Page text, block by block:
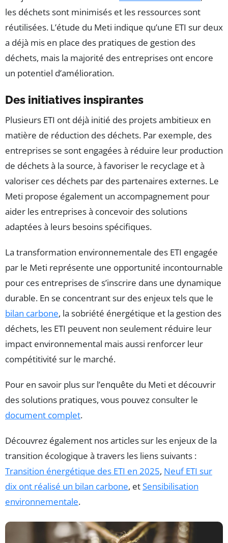
les déchets sont minimisés et les ressources sont
réutilisées. L’étude du Meti indique qu’une ETI sur deux
a déjà mis en place des pratiques de gestion des
déchets, mais la majorité des entreprises ont encore
un potentiel d’amélioration.
Des initiatives inspirantes
Plusieurs ETI ont déjà initié des projets ambitieux en
matière de réduction des déchets. Par exemple, des
entreprises se sont engagées à réduire leur production
de déchets à la source, à favoriser le recyclage et à
valoriser ces déchets par des partenaires externes. Le
Meti propose également un accompagnement pour
aider les entreprises à concevoir des solutions
adaptées à leurs besoins spécifiques.
La transformation environnementale des ETI engagée
par le Meti représente une opportunité incontournable
pour ces entreprises de s’inscrire dans une dynamique
durable. En se concentrant sur des enjeux tels que le
bilan carbone, la sobriété énergétique et la gestion des
déchets, les ETI peuvent non seulement réduire leur
impact environnemental mais aussi renforcer leur
compétitivité sur le marché.
Pour en savoir plus sur l’enquête du Meti et découvrir
des solutions pratiques, vous pouvez consulter le
document complet.
Découvrez également nos articles sur les enjeux de la
transition écologique à travers les liens suivants :
Transition énergétique des ETI en 2025, Neuf ETI sur
dix ont réalisé un bilan carbone, etSensibilisation
environnementale.